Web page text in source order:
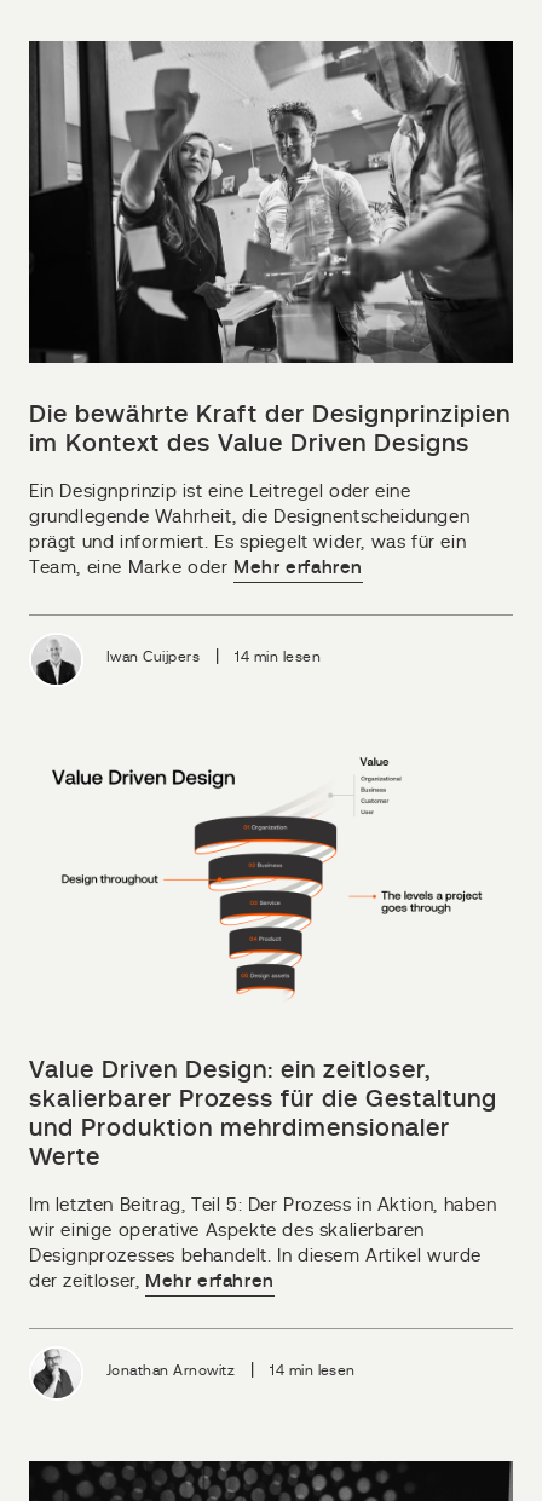
Die bewährte Kraft der Designprinzipien
im Kontext des Value Driven Designs
Ein Designprinzip ist eine Leitregel oder eine
grundlegende Wahrheit, die Designentscheidungen
prägt und informiert. Es spiegelt wider, was für ein
Team, eine Marke oder Mehr erfahren
Iwan Cuijpers 14 min lesen
Value Driven Design: ein zeitloser,
skalierbarer Prozess für die Gestaltung
und Produktion mehrdimensionaler
Werte
Im letzten Beitrag, Teil 5: Der Prozess in Aktion, haben
wir einige operative Aspekte des skalierbaren
Designprozesses behandelt. In diesem Artikel wurde
der zeitloser, Mehr erfahren
Jonathan Arnowitz 14 min lesen